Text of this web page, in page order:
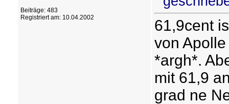
Beiträge: 483
Registriert am: 10.04.2002
61,9cent
von
*argh*.
mit 61,9
grad ne